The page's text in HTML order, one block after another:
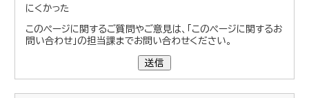
にくかった
このページに関するご質問やご意見は、「このページに関するお
問い合わせ」の担当課までお問い合わせください。
送信